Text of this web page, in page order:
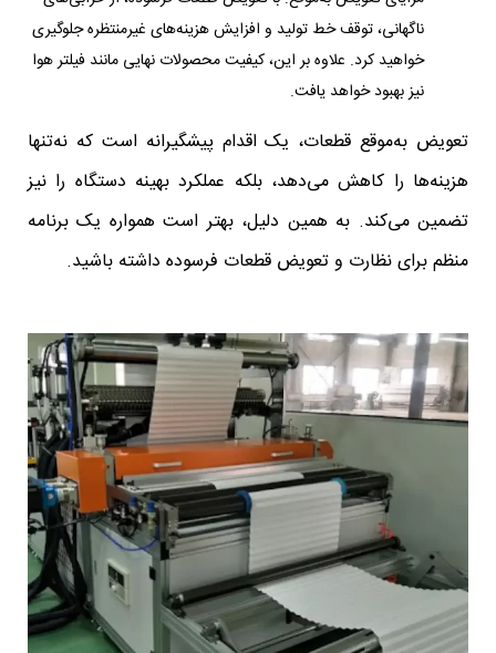
ناگهانی، توقف خط تولید و افزایش هزینه‌های غیرمنتظره جلوگیری
خواهید کرد. علاوه بر این، کیفیت محصولات نهایی مانند فیلتر هوا
نیز بهبود خواهد یافت.
تعویض به‌موقع قطعات، یک اقدام پیشگیرانه است که نه‌تنها
هزینه‌ها را کاهش می‌دهد، بلکه عملکرد بهینه دستگاه را نیز
تضمین می‌کند. به همین دلیل، بهتر است همواره یک برنامه
منظم برای نظارت و تعویض قطعات فرسوده داشته باشید.